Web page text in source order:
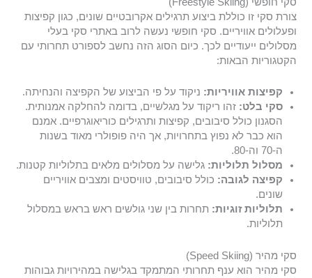
סקי חופשי (Freestyle Skiing)
צורת סקי זו כוללת ביצוע תרגילים אקרובטיים שונים, כגון קפיצות
ופעלולים אוויריים. סקי חופשי נעשה לרוב באתרי סקי בעלי
מסלולים ייעודיים לכך. כיום הסוג הזה נחשב לספורט תחרותי עם
הקטגוריות הבאות:
קפיצות אוויריות: ניקוד על פי הביצוע של הקפיצה והנחיתה.
סקי בלט: זהו ריקוד על מגלשיים, בדומה להחלקה אמנותית.
הסגנון כולל סיבובים, קפיצות ותרגילים כוריאוגרפיים. אמנם
הוא כבר לא נפוץ בתחרויות, אך היה פופולרי מאוד בשנות
ה-70 וה-80.
מסלול תלוליות: גלישה על מסלולים מלאים בתלוליות קטנות.
קפיצה לגובה: כולל סיבובים, טוויסטים ומצבים אוויריים
שונים.
תלוליות זוגיות: תחרות בין שני גולשים ראש בראש במסלול
תלוליות.
סקי מהיר (Speed Skiing)
סקי מהיר הוא ענף תחרותי המתמקד בגלישה במהירויות גבוהות